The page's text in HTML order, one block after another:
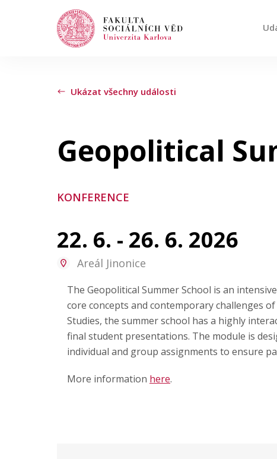
Když jsou k dispozici výsledky z
Ukázat všechny události
Geopolitical
KONFERENCE
22. 6. - 26. 6. 2026
Areál Jinonice
The Geopolitical Summer School is an
core concepts and contemporary challenges
Studies, the summer school has a highly
final student presentations. The module is
individual and group assignments to ensure
More information here.